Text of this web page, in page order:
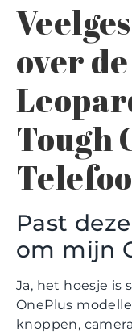
over
Tough
Past
om mijn
Ja, het hoesje is
OnePlus
knoppen,